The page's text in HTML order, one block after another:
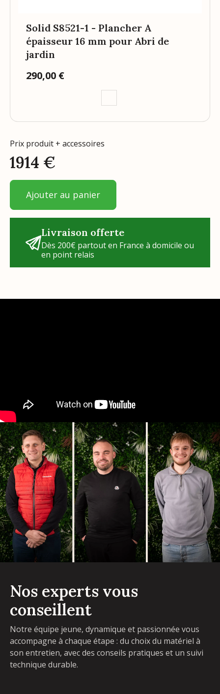
Solid S8521-1 - Plancher A
épaisseur 16 mm pour Abri de
jardin
Prix
290,00 €
Livraison offerte
Dès 200€ partout en France à domicile ou
en point relais
Prix produit + accessoires
1914 €
Ajouter au panier
Nos experts vous
conseillent
Notre équipe jeune, dynamique et passionnée vous
accompagne à chaque étape : du choix du matériel à
son entretien, avec des conseils pratiques et un suivi
technique durable.